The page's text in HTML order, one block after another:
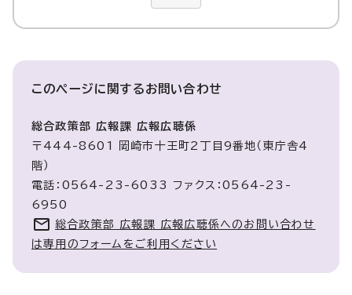
このページに関するお問い合わせ
総合政策部 広報課 広報広聴係
〒444-8601 岡崎市十王町2丁目9番地（東庁舎4
階）
電話：0564-23-6033 ファクス：0564-23-
6950
総合政策部 広報課 広報広聴係へのお問い合わせ
は専用のフォームをご利用ください